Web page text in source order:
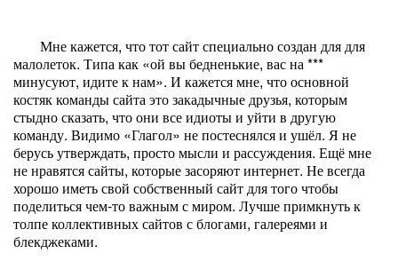
Мне кажется, что тот сайт специально создан для для
малолеток. Типа как «ой вы бедненькие, вас на ***
минусуют, идите к нам». И кажется мне, что основной
костяк команды сайта это закадычные друзья, которым
стыдно сказать, что они все идиоты и уйти в другую
команду. Видимо «Глагол» не постеснялся и ушёл. Я не
берусь утверждать, просто мысли и рассуждения. Ещё мне
не нравятся сайты, которые засоряют интернет. Не всегда
хорошо иметь свой собственный сайт для того чтобы
поделиться чем-то важным с миром. Лучше примкнуть к
толпе коллективных сайтов с блогами, галереями и
блекджеками.